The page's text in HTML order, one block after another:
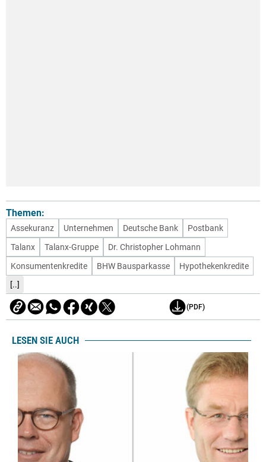
Themen:
Assekuranz Unternehmen Deutsche Bank
Postbank
Talanx
Talanx-Gruppe
Dr. Christopher Lohmann
Konsumentenkredite
BHW Bausparkasse
Hypothekenkredite
[..]
(PDF)
LESEN SIE AUCH